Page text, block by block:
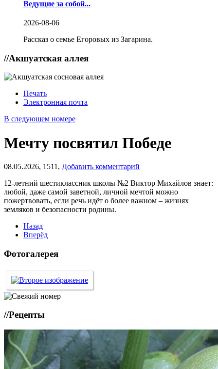
Ведущие за собой...
2026-08-06
Рассказ о семье Егоровых из Загарина.
//Акшуатская аллея
Печать
Электронная почта
В следующем номере
Мечту посвятил Победе
08.05.2026, 1511, Добавить комментарий
12-летний шестиклассник школы №2 Виктор Михайлов знает:
любой, даже самой заветной, личной мечтой можно
пожертвовать, если речь идёт о более важном – жизнях
земляков и безопасности родины.
Назад
Вперёд
Фотогалерея
//Рецепты